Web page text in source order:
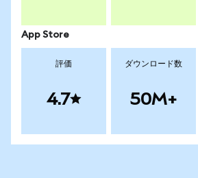
App Store
評価
4.7
ダウンロード数
50M+